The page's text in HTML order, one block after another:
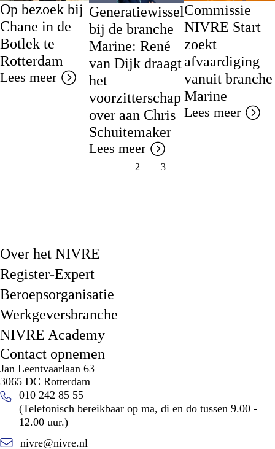
Op bezoek bij
Chane in de
Botlek te
Rotterdam
Lees meer
Generatiewissel
bij de branche
Marine: René
van Dijk draagt
het
voorzitterschap
over aan Chris
Schuitemaker
Lees meer
Commissie
NIVRE Start
zoekt
afvaardiging
vanuit branche
Marine
Lees meer
2 3
Over het NIVRE
Register-Expert
Beroepsorganisatie
Werkgeversbranche
NIVRE Academy
Contact opnemen
Jan Leentvaarlaan 63
3065 DC Rotterdam
010 242 85 55
(Telefonisch bereikbaar op ma, di en do tussen 9.00 -
12.00 uur.)
nivre@nivre.nl